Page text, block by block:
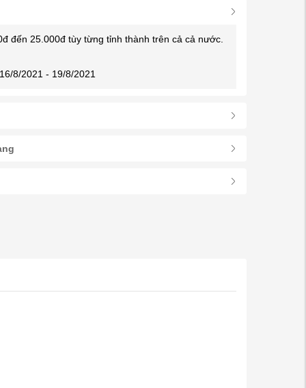
đến 25.000đ tùy từng tỉnh thành trên cả cả nước.
8/2021 - 19/8/2021